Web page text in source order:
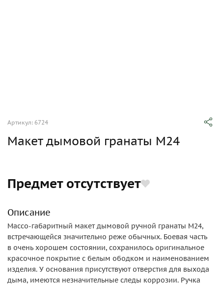
Артикул: 6724
Макет дымовой гранаты М24
Предмет отсутствует
Описание
Массо-габаритный макет дымовой ручной гранаты М24,
встречающейся значительно реже обычных. Боевая часть
в очень хорошем состоянии, сохранилось оригинальное
красочное покрытие с белым ободком и наименованием
изделия. У основания присутствуют отверстия для выхода
дыма, имеются незначительные следы коррозии. Ручка